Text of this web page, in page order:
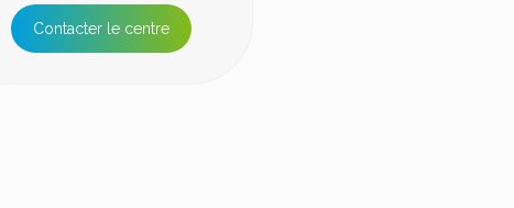
Contacter le centre